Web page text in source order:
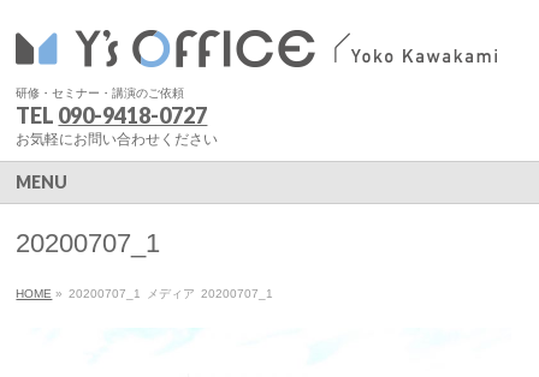
研修・セミナー・講演のご依頼
TEL 090-9418-0727
お気軽にお問い合わせください
MENU
20200707_1
HOME » 20200707_1 メディア 20200707_1